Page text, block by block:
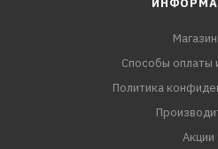
Способы оплаты
Политика
Акции